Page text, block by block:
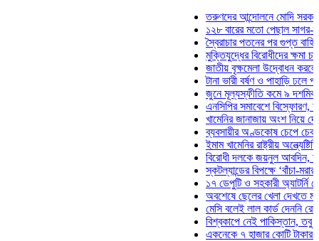
তরুণদের আন্দোলনে মোদি সরকার দুর্বল
১২৮ বারের মতো পেছাল সাগর-রুনি
স্বৈরাচার পতনের পর গুপ্ত বাহিনীর
মুক্তিযুদ্ধের বিরোধীদের ক্ষমা চাইতে
জাতীয় বৃক্ষমেলা উদ্বোধন করলেন
টানা ভারী বর্ষণ ও পাহাড়ি ঢলে
জুনে মূল্যস্ফীতি কমে ৯ দশমিক ১৬
এনসিপির সমাবেশে বিস্ফোরণ,
খামেনির জানাজায় অংশ নিয়ে দেশে
ব্যবসায়ীর অণ্ডকোষ চেপে চেক-
ইমাম খামেনির রাষ্ট্রীয়
বিরোধী দলকে জয়নুল আবদিন,
স্কটল্যান্ডের বিপক্ষে ‘বাঁচা-মরার
১৭ ডেপুটি ও সহকারী অ্যাটর্নি
অবশেষে ছেলের খেলা দেখতে মাঠে
মেসি বলেই লাল কার্ড দেননি রেফারি!
বিশ্বকাপে নেই পাকিস্তান, তবু
একনেকে ৭ হাজার কোটি টাকার ৫